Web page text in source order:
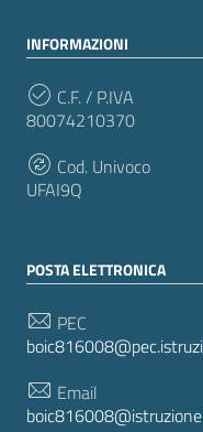
INFORMAZIONI
C.F. / P.IVA
80074210370
Cod. Univoco
UFAI9Q
POSTA ELETTRONICA
PEC
Email